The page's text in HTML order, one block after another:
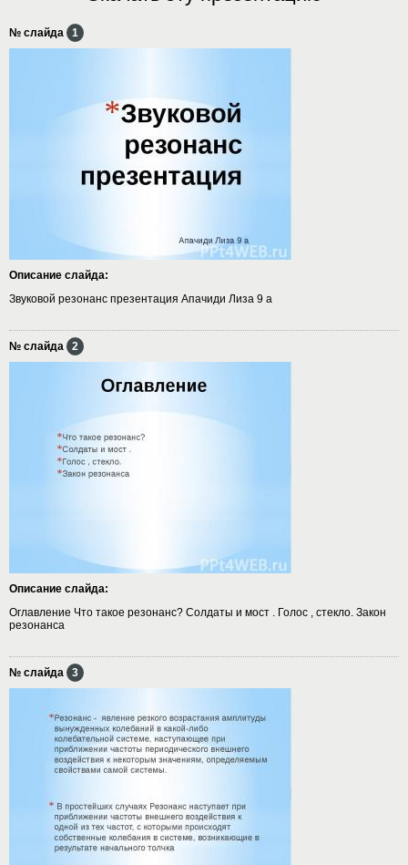
№ слайда 1
Описание слайда:
Звуковой резонанс презентация Апачиди Лиза 9 а
№ слайда 2
Описание слайда:
Оглавление Что такое резонанс? Солдаты и мост . Голос , стекло. Закон
резонанса
№ слайда 3